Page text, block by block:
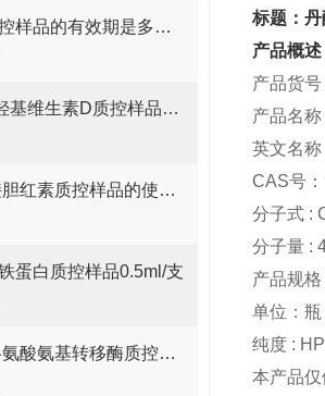
纤维蛋白原质控样品的有效期是多久呢？
亿迅生物 25-羟基维生素D质控样品的浓度是多少呢？
亿迅生物 直接胆红素质控样品的使用方法
蛋白质控样品0.5ml/支
亿迅生物 天冬氨酸氨基转移酶质控样品的质控靶值是多少呢？
标题：
产品概述
产品货
产品名称
英文名
CAS号
分子式 :
分子量 :
产品规
单位：瓶
纯度 :
本产品